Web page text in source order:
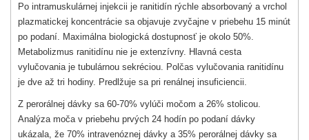
Po intramuskulárnej injekcii je ranitidín rýchle absorbovaný a vrchol
plazmatickej koncentrácie sa objavuje zvyčajne v priebehu 15 minút
po podaní. Maximálna biologická dostupnosť je okolo 50%.
Metabolizmus ranitidínu nie je extenzívny. Hlavná cesta
vylučovania je tubulárnou sekréciou. Polčas vylučovania ranitidínu
je dve až tri hodiny. Predlžuje sa pri renálnej insuficiencii.
Z perorálnej dávky sa 60-70% vylúči močom a 26% stolicou.
Analýza moča v priebehu prvých 24 hodín po podaní dávky
ukázala, že 70% intravenóznej dávky a 35% perorálnej dávky sa